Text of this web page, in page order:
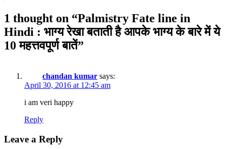
1 thought on “Palmistry Fate line in
Hindi : भाग्य रेखा बताती है आपके भाग्य के बारे में ये
10 महत्तवपूर्ण बातें”
chandan kumar says:
April 30, 2016 at 12:45 am
i am veri happy
Reply
Leave a Reply